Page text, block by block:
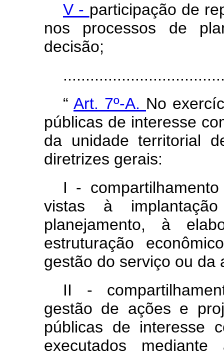
V - participação de
nos processos de
decisão;
“ Art. 7º-A. No
públicas de interesse
da unidade territorial
diretrizes gerais:
I -
vistas à
planejamento, à
estruturação
gestão do serviço ou da
II -
gestão de ações e
públicas de interesse
executados